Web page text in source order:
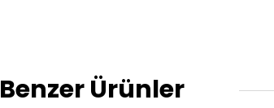
Benzer Ürünler